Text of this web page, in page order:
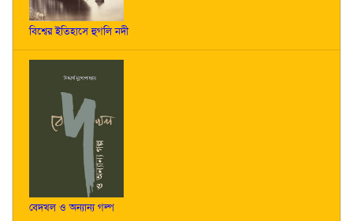
বিশ্বের ইতিহাসে হুগলি নদী
বেদখল ও অন্যান্য গল্প